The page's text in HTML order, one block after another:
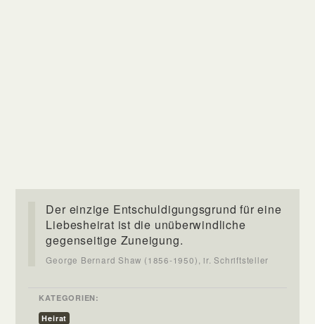
Der einzige Entschuldigungsgrund für eine
Liebesheirat ist die unüberwindliche
gegenseitige Zuneigung.
George Bernard Shaw (1856-1950), ir. Schriftsteller
KATEGORIEN:
Heirat